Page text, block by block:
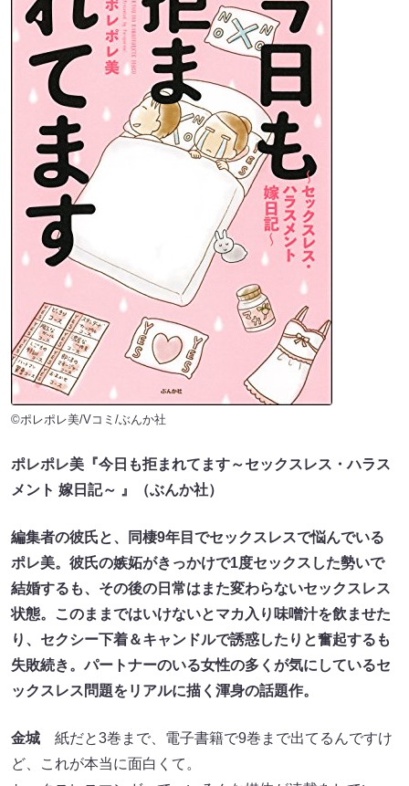
©ポレポレ美/Vコミ/ぶんか社
ポレポレ美『今日も拒まれてます～セックスレス・ハラス
メント 嫁日記～ 』（ぶんか社）
編集者の彼氏と、同棲9年目でセックスレスで悩んでいる
ポレ美。彼氏の嫉妬がきっかけで1度セックスした勢いで
結婚するも、その後の日常はまた変わらないセックスレス
状態。このままではいけないとマカ入り味噌汁を飲ませた
り、セクシー下着＆キャンドルで誘惑したりと奮起するも
失敗続き。パートナーのいる女性の多くが気にしているセ
ックスレス問題をリアルに描く渾身の話題作。
金城 紙だと3巻まで、電子書籍で9巻まで出てるんですけ
ど、これが本当に面白くて。